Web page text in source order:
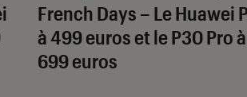
French Days – Le Huawei
à 499 euros et le P30 Pro à
699 euros